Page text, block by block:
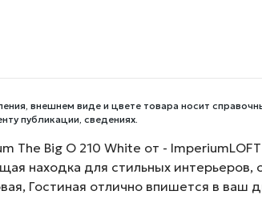
внешнем виде и цвете товара носит
публикации, сведениях.
Big O 210 White от -
находка для стильных интерьеров,
Гостиная отлично впишется в ваш